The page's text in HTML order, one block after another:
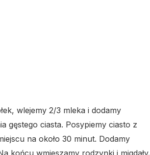
wlejemy 2/3 mleka i dodamy
gęstego ciasta. Posypiemy ciasto z
na około 30 minut. Dodamy
końcu wmieszamy rodzynki i migdały.